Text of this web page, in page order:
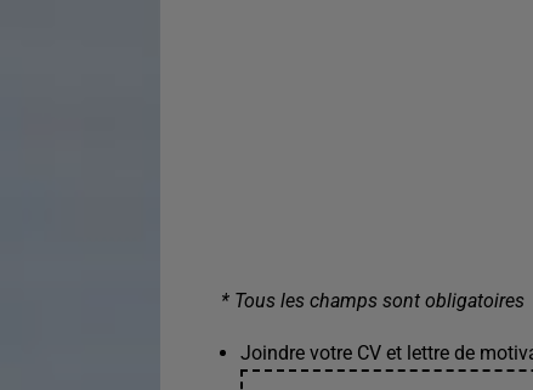
* Tous les champs sont obligatoires
Joindre votre CV et lettre de